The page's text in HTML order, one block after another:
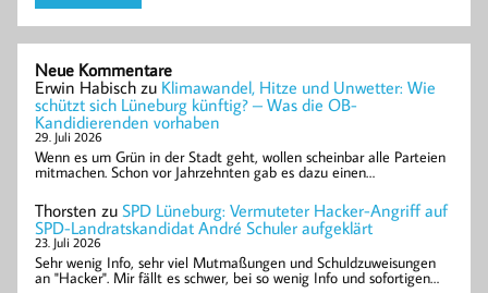
Neue Kommentare
Erwin Habisch zu Klimawandel, Hitze und Unwetter: Wie
schützt sich Lüneburg künftig? – Was die OB-
Kandidierenden vorhaben
29. Juli 2026
Wenn es um Grün in der Stadt geht, wollen scheinbar alle Parteien
mitmachen. Schon vor Jahrzehnten gab es dazu einen…
Thorsten zu SPD Lüneburg: Vermuteter Hacker-Angriff auf
SPD-Landratskandidat André Schuler aufgeklärt
23. Juli 2026
Sehr wenig Info, sehr viel Mutmaßungen und Schuldzuweisungen
an "Hacker". Mir fällt es schwer, bei so wenig Info und sofortigen…